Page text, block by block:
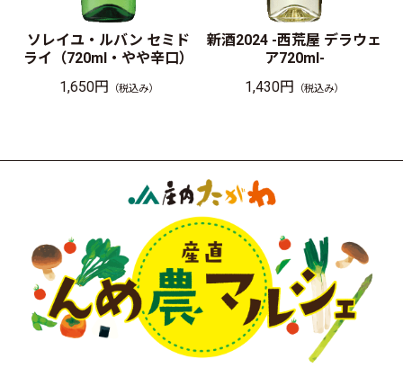
ソレイユ・ルバン セミド
ライ（720ml・やや辛口）
1,650円 （税込み）
新酒2024 -西荒屋 デラウェ
ア720ml-
1,430円 （税込み）